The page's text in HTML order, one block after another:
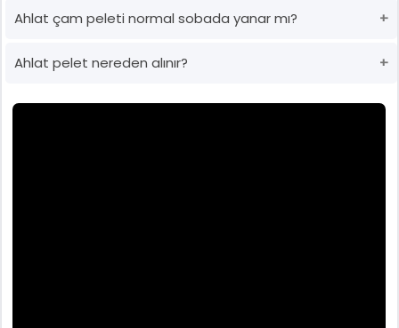
Ahlat çam peleti normal sobada yanar mı?
Ahlat pelet nereden alınır?